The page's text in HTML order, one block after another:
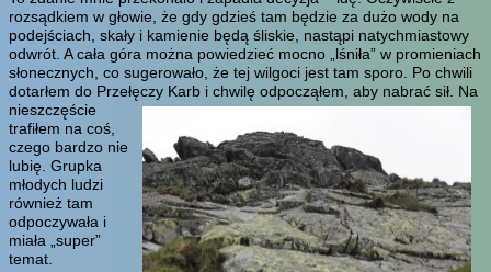
rozsądkiem w głowie, że gdy gdzieś tam będzie za dużo wody na
podejściach, skały i kamienie będą śliskie, nastąpi natychmiastowy
odwrót. A cała góra można powiedzieć mocno „lśniła” w promieniach
słonecznych, co sugerowało, że tej wilgoci jest tam sporo. Po chwili
dotarłem do Przełęczy Karb i chwilę odpocząłem, aby nabrać sił. Na
nieszczęście
trafiłem na coś,
czego bardzo nie
lubię. Grupka
młodych ludzi
również tam
odpoczywała i
miała „super”
temat.